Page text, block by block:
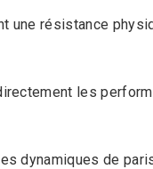
une résistance
les
dynamiques de